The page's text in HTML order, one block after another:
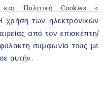
και Πολιτική Cookies <
χρήση των ηλεκτρονικών
από τον επισκέπτη/
συμφωνία τους με
αυτήν.